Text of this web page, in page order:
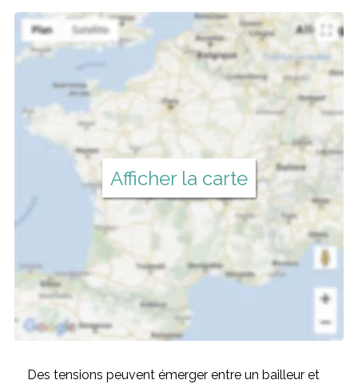
Afficher la carte
Des tensions peuvent émerger entre un bailleur et